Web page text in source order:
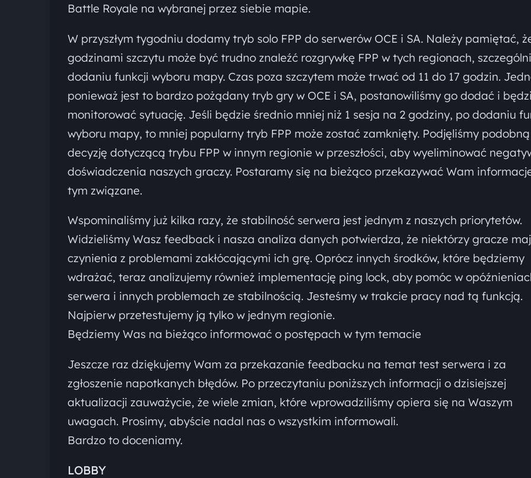
Battle Royale na wybranej przez siebie mapie.
W przyszłym tygodniu dodamy tryb solo FPP do serwerów OCE i SA. Należy pamiętać,
godzinami szczytu może być trudno znaleźć rozgrywkę FPP w tych regionach,
dodaniu funkcji wyboru mapy. Czas poza szczytem może trwać od 11 do 17 godzin.
ponieważ jest to bardzo pożądany tryb gry w OCE i SA, postanowiliśmy go dodać i
monitorować sytuację. Jeśli będzie średnio mniej niż 1 sesja na 2 godziny, po dodaniu
wyboru mapy, to mniej popularny tryb FPP może zostać zamknięty. Podjęliśmy podobną
decyzję dotyczącą trybu FPP w innym regionie w przeszłości, aby wyeliminować
doświadczenia naszych graczy. Postaramy się na bieżąco przekazywać Wam
tym związane.
Wspominaliśmy już kilka razy, że stabilność serwera jest jednym z naszych priorytetów.
Widzieliśmy Wasz feedback i nasza analiza danych potwierdza, że niektórzy gracze
czynienia z problemami zakłócającymi ich grę. Oprócz innych środków, które będziemy
wdrażać, teraz analizujemy również implementację ping lock, aby pomóc w
serwera i innych problemach ze stabilnością. Jesteśmy w trakcie pracy nad tą funkcją.
Najpierw przetestujemy ją tylko w jednym regionie.
Będziemy Was na bieżąco informować o postępach w tym temacie
Jeszcze raz dziękujemy Wam za przekazanie feedbacku na temat test serwera i za
zgłoszenie napotkanych błędów. Po przeczytaniu poniższych informacji o dzisiejszej
aktualizacji zauważycie, że wiele zmian, które wprowadziliśmy opiera się na Waszym
uwagach. Prosimy, abyście nadal nas o wszystkim informowali.
Bardzo to doceniamy.
LOBBY